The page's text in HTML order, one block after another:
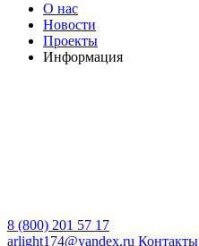
О нас
Новости
Проекты
Информация
8 (800) 201 57 17
arlight174@yandex.ru Контакты